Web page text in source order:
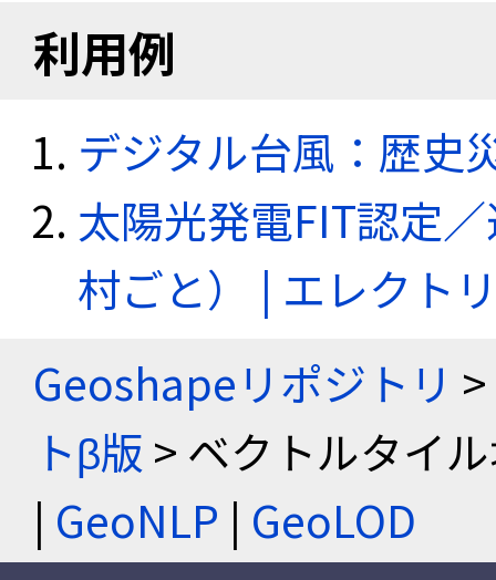
利用例
デジタル台風：歴史
太陽光発電FIT認定
村ごと） | エレクト
Geoshapeリポジトリ >
トβ版 > ベクトルタイ
| GeoNLP | GeoLOD